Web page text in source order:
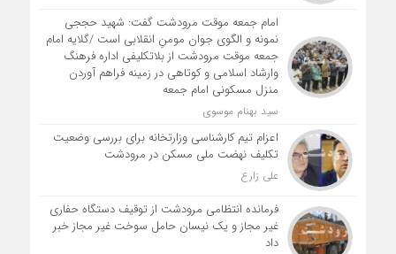
امام جمعه موقت مرودشت گفت: شهید حججی
نمونه و الگوی جوان مومنِ انقلابی است /گلایه امام
جمعه موقت مرودشت از بلاتکلیفی اداره فرهنگ
وارشاد اسلامی و کوتاهی در زمینه فراهم آوردن
منزل مسکونی امام جمعه
سید بهنام موسوی
اعزام تیم کارشناسی وزارتخانه برای بررسی وضعیت
تکلیف نهضت ملی مسکن در مرودشت
علی زارع
فرمانده انتظامی مرودشت از توقیف دستگاه حفاری
غیر مجاز و یک نیسان حامل سوخت غیر مجاز خبر
داد